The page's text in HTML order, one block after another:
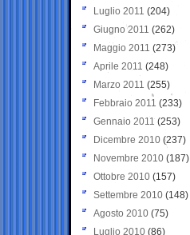
Luglio 2011 (204)
Giugno 2011 (262)
Maggio 2011 (273)
Aprile 2011 (248)
Marzo 2011 (255)
Febbraio 2011 (233)
Gennaio 2011 (253)
Dicembre 2010 (237)
Novembre 2010 (187)
Ottobre 2010 (157)
Settembre 2010 (148)
Agosto 2010 (75)
Luglio 2010 (86)